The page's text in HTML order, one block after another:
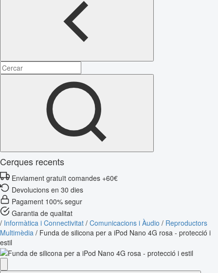
Cerques recents
Enviament gratuït comandes +60€
Devolucions en 30 dies
Pagament 100% segur
Garantia de qualitat
/ Informàtica i Connectivitat / Comunicacions i Àudio / Reproductors
Multimèdia / Funda de silicona per a iPod Nano 4G rosa - protecció i
estil